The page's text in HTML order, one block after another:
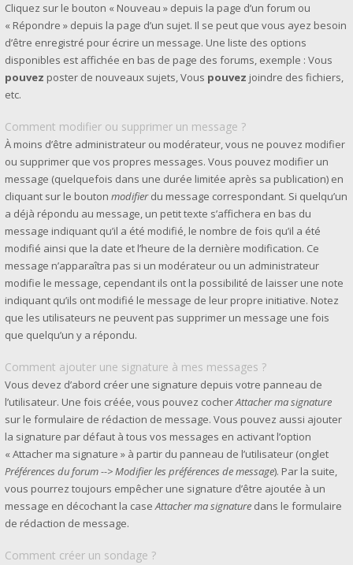
Cliquez sur le bouton « Nouveau » depuis la page d’un forum ou
« Répondre » depuis la page d’un sujet. Il se peut que vous ayez besoin
d’être enregistré pour écrire un message. Une liste des options
disponibles est affichée en bas de page des forums, exemple : Vous
pouvez poster de nouveaux sujets, Vous pouvez joindre des fichiers,
etc.
Comment modifier ou supprimer un message ?
À moins d’être administrateur ou modérateur, vous ne pouvez modifier
ou supprimer que vos propres messages. Vous pouvez modifier un
message (quelquefois dans une durée limitée après sa publication) en
cliquant sur le bouton modifierdu message correspondant. Si quelqu’un
a déjà répondu au message, un petit texte s’affichera en bas du
message indiquant qu’il a été modifié, le nombre de fois qu’il a été
modifié ainsi que la date et l’heure de la dernière modification. Ce
message n’apparaîtra pas si un modérateur ou un administrateur
modifie le message, cependant ils ont la possibilité de laisser une note
indiquant qu’ils ont modifié le message de leur propre initiative. Notez
que les utilisateurs ne peuvent pas supprimer un message une fois
que quelqu’un y a répondu.
Comment ajouter une signature à mes messages ?
Vous devez d’abord créer une signature depuis votre panneau de
l’utilisateur. Une fois créée, vous pouvez cocherAttacher ma signature
sur le formulaire de rédaction de message. Vous pouvez aussi ajouter
la signature par défaut à tous vos messages en activant l’option
« Attacher ma signature » à partir du panneau de l’utilisateur (onglet
Préférences du forum --> Modifier les préférences de message). Par la suite,
vous pourrez toujours empêcher une signature d’être ajoutée à un
message en décochant la caseAttacher ma signature dans le formulaire
de rédaction de message.
Comment créer un sondage ?